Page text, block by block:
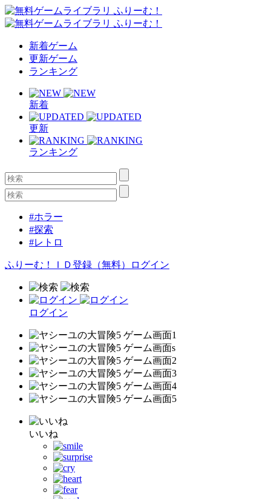
新着ゲーム
更新ゲーム
ランキング
新着
更新
ランキング
#ホラー
#探索
#レトロ
ふりーむ！ＩＤ登録（無料） ログイン
ログイン
いいね